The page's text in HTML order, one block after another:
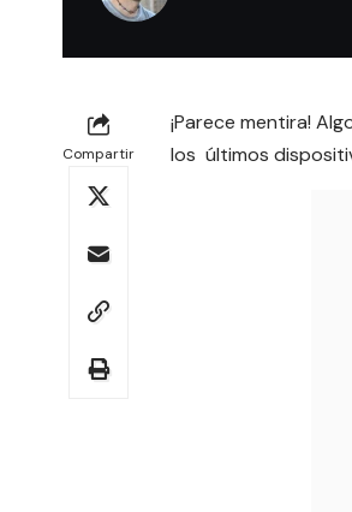
Compartir
¡Parece mentira!
los últimos